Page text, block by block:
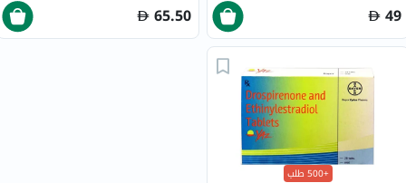
49
65.50
+500 طلب